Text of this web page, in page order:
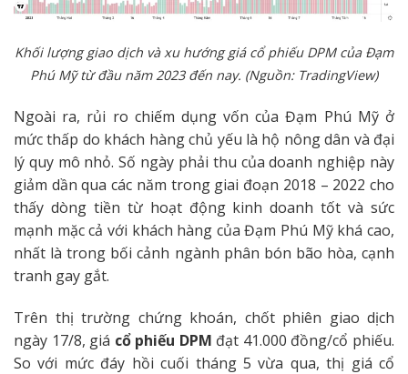
Khối lượng giao dịch và xu hướng giá cổ phiếu DPM của Đạm
Phú Mỹ từ đầu năm 2023 đến nay. (Nguồn: TradingView)
Ngoài ra, rủi ro chiếm dụng vốn của Đạm Phú Mỹ ở
mức thấp do khách hàng chủ yếu là hộ nông dân và đại
lý quy mô nhỏ. Số ngày phải thu của doanh nghiệp này
giảm dần qua các năm trong giai đoạn 2018 – 2022 cho
thấy dòng tiền từ hoạt động kinh doanh tốt và sức
mạnh mặc cả với khách hàng của Đạm Phú Mỹ khá cao,
nhất là trong bối cảnh ngành phân bón bão hòa, cạnh
tranh gay gắt.
Trên thị trường chứng khoán, chốt phiên giao dịch
ngày 17/8, giá cổ phiếu DPM đạt 41.000 đồng/cổ phiếu.
So với mức đáy hồi cuối tháng 5 vừa qua, thị giá cổ